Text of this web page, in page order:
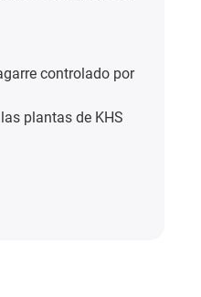
controlado por
plantas de KHS